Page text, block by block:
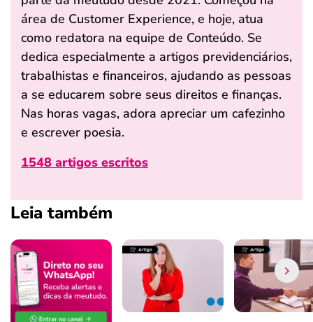
área de Customer Experience, e hoje, atua
como redatora na equipe de Conteúdo. Se
dedica especialmente a artigos previdenciários,
trabalhistas e financeiros, ajudando as pessoas
a se educarem sobre seus direitos e finanças.
Nas horas vagas, adora apreciar um cafezinho
e escrever poesia.
1548 artigos escritos
Leia também